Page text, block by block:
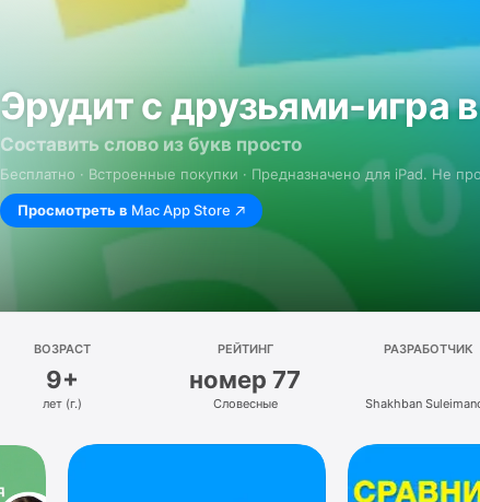
Эрудит с друзьями-игра
Составить слово из букв просто
Бесплатно · Встроенные покупки · Предназначено для iPad. Не
Просмотреть в Mac App Store
ВОЗРАСТ
9+
лет (г.)
РЕЙТИНГ
номер 77
Словесные
РАЗРАБОТЧИК
Shakhban